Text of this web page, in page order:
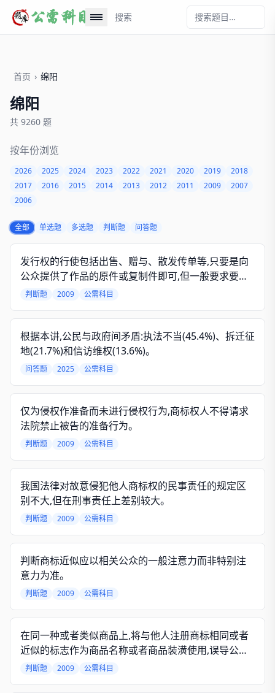
搜索
首页 › 绵阳
绵阳
共 9260 题
按年份浏览
2026 2025 2024 2023 2022 2021 2020 2019
2018
2017
2016 2015 2014 2013 2012 2011 2009
2007
2006
全部 单选题 多选题 判断题 问答题
发行权的行使包括出售、赠与、散发传单等,只要是向
公众提供了作品的原件或复制件即可,但一般要求要有
硬拷贝。
判断题 2009 公需科目
根据本讲,公民与政府间矛盾:执法不当(45.4%)、拆迁征
地(21.7%)和信访维权(13.6%)。
问答题 2025 公需科目
仅为侵权作准备而未进行侵权行为,商标权人不得请求
法院禁止被告的准备行为。
判断题 2009 公需科目
我国法律对故意侵犯他人商标权的民事责任的规定区
别不大,但在刑事责任上差别较大。
判断题 2009 公需科目
判断商标近似应以相关公众的一般注意力而非特别注
意力为准。
判断题 2009 公需科目
在同一种或者类似商品上,将与他人注册商标相同或者
近似的标志作为商品名称或者商品装潢使用,误导公众
的行为是侵犯商标权的行为。
判断题 2009 公需科目